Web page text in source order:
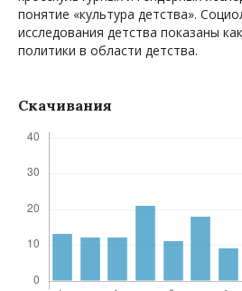
понятие «культура детства».
исследования детства показаны
политики в области детства.
Скачивания